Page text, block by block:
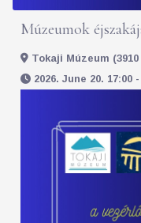
Múzeumok
Tokaji Múzeum
2026. June 20. 17:00